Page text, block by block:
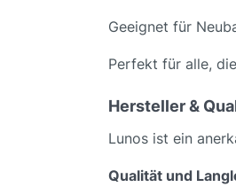
Geeignet für
Perfekt für alle,
Hersteller &
Lunos ist ein
Qualität und